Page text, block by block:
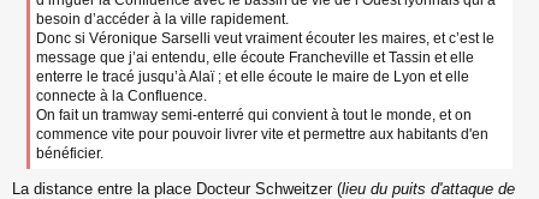
besoin d’accéder à la ville rapidement.
Donc si Véronique Sarselli veut vraiment écouter les maires, et c’est le
message que j’ai entendu, elle écoute Francheville et Tassin et elle
enterre le tracé jusqu’à Alaï ; et elle écoute le maire de Lyon et elle
connecte à la Confluence.
On fait un tramway semi-enterré qui convient à tout le monde, et on
commence vite pour pouvoir livrer vite et permettre aux habitants d'en
bénéficier.
La distance entre la place Docteur Schweitzer (lieu du puits d'attaque de